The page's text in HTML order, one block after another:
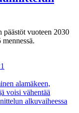
päästöt vuoteen 2030
alamäkeen,
voisi vähentää
alkuvaiheessa